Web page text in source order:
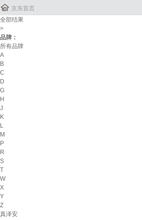
 京东首页
全部结果
>
品牌：
所有品牌
A
B
C
D
G
H
J
K
L
M
P
R
S
T
W
X
Y
Z
真泽安